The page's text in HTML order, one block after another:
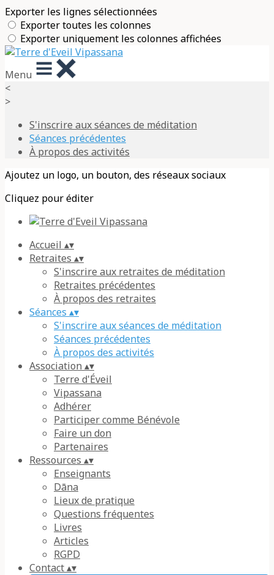
Exporter les lignes sélectionnées
Exporter toutes les colonnes
Exporter uniquement les colonnes affichées
Menu
<
>
S'inscrire aux séances de méditation
Séances précédentes
À propos des activités
Ajoutez un logo, un bouton, des réseaux sociaux
Cliquez pour éditer
Accueil ▴▾
Retraites ▴▾
S'inscrire aux retraites de méditation
Retraites précédentes
À propos des retraites
Séances ▴▾
S'inscrire aux séances de méditation
Séances précédentes
À propos des activités
Association ▴▾
Terre d'Éveil
Vipassana
Adhérer
Participer comme Bénévole
Faire un don
Partenaires
Ressources ▴▾
Enseignants
Dāna
Lieux de pratique
Questions fréquentes
Livres
Articles
RGPD
Contact▴▾